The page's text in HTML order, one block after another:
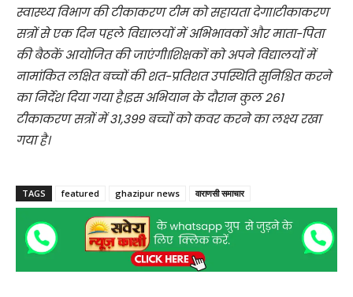
स्वास्थ्य विभाग की टीकाकरण टीम को सहायता देगा।टीकाकरण
सत्रों से एक दिन पहले विद्यालयों में अभिभावकों और माता-पिता
की बैठकें आयोजित की जाएंगी।शिक्षकों को अपने विद्यालयों में
नामांकित लक्षित बच्चों की शत-प्रतिशत उपस्थिति सुनिश्चित करने
का निर्देश दिया गया है।इस अभियान के दौरान कुल 261
टीकाकरण सत्रों में 31,399 बच्चों को कवर करने का लक्ष्य रखा
गया है।
TAGS featured ghazipur news वाराणसी समाचार